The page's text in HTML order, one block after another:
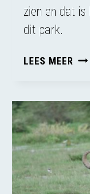
zien en dat is
dit park.
LEES MEER